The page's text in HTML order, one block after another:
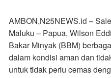
AMBON,N25NEWS.id –
Maluku – Papua, Wilson
Bakar Minyak (BBM)
dalam kondisi aman dan
untuk tidak perlu cemas